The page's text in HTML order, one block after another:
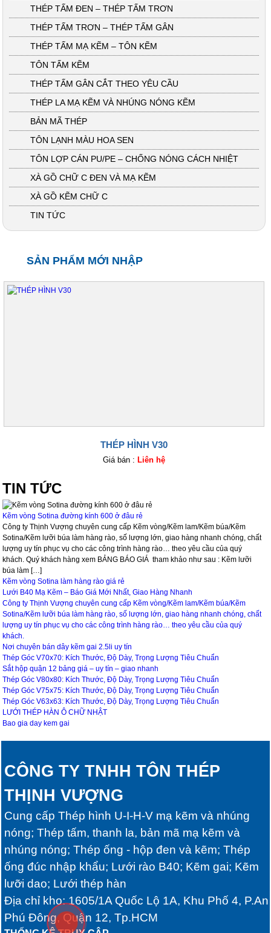
THÉP TẤM ĐEN – THÉP TẤM TRƠN
THÉP TẤM TRƠN – THÉP TẤM GÂN
THÉP TẤM MẠ KẼM – TÔN KẼM
TÔN TẤM KẼM
THÉP TẤM GÂN CẮT THEO YÊU CẦU
THÉP LA MẠ KẼM VÀ NHÚNG NÓNG KẼM
BẢN MÃ THÉP
TÔN LẠNH MÀU HOA SEN
TÔN LỢP CÁN PU/PE – CHỐNG NÓNG CÁCH NHIỆT
XÀ GỒ CHỮ C ĐEN VÀ MẠ KẼM
XÀ GỒ KẼM CHỮ C
TIN TỨC
SẢN PHẨM MỚI NHẬP
THÉP HÌNH V30
Giá bán : Liên hệ
TIN TỨC
Kẽm vòng Sotina đường kính 600 ở đâu rẻ
Công ty Thịnh Vượng chuyên cung cấp Kẽm vòng/Kẽm lam/Kẽm búa/Kẽm
Sotina/Kẽm lưỡi búa làm hàng rào, số lượng lớn, giao hàng nhanh chóng, chất
lượng uy tín phục vụ cho các công trình hàng rào… theo yêu cầu của quý
khách. Quý khách hàng xem BẢNG BÁO GIÁ tham khảo như sau : Kẽm lưỡi
búa làm […]
Kẽm vòng Sotina làm hàng rào giá rẻ
Lưới B40 Mạ Kẽm – Báo Giá Mới Nhất, Giao Hàng Nhanh
Công ty Thịnh Vượng chuyên cung cấp Kẽm vòng/Kẽm lam/Kẽm búa/Kẽm
Sotina/Kẽm lưỡi búa làm hàng rào, số lượng lớn, giao hàng nhanh chóng, chất
lượng uy tín phục vụ cho các công trình hàng rào… theo yêu cầu của quý
khách.
Nơi chuyên bán dây kẽm gai 2.5li uy tín
Thép Góc V70x70: Kích Thước, Độ Dày, Trọng Lượng Tiêu Chuẩn
Sắt hộp quận 12 bảng giá – uy tín – giao nhanh
Thép Góc V80x80: Kích Thước, Độ Dày, Trọng Lượng Tiêu Chuẩn
Thép Góc V75x75: Kích Thước, Độ Dày, Trọng Lượng Tiêu Chuẩn
Thép Góc V63x63: Kích Thước, Độ Dày, Trọng Lượng Tiêu Chuẩn
LƯỚI THÉP HÀN Ô CHỮ NHẬT
Bao gia day kem gai
CÔNG TY TNHH TÔN THÉP
THỊNH VƯỢNG
Cung cấp Thép hình U-I-H-V mạ kẽm và nhúng
nóng; Thép tấm, thanh la, bản mã mạ kẽm và
nhúng nóng; Thép ống - hộp đen và kẽm; Thép
ống đúc nhập khẩu; Lưới rào B40; Kẽm gai; Kẽm
lưỡi dao; Lưới thép hàn
Địa chỉ kho: 1605/1A Quốc Lộ 1A, Khu Phố 4, P.An
Phú Đông, Quận 12, Tp.HCM